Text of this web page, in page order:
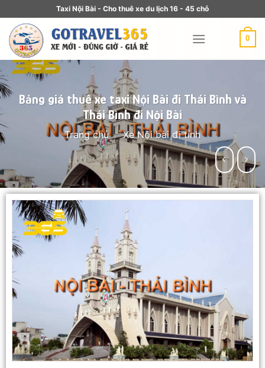
Taxi Nội Bài - Cho thuê xe du lịch 16 - 45 chỗ
0
Bảng giá thuê xe taxi Nội Bài đi Thái Bình và
Thái Bình đi Nội Bài
Trang chủ / Xe Nội bài đi tỉnh